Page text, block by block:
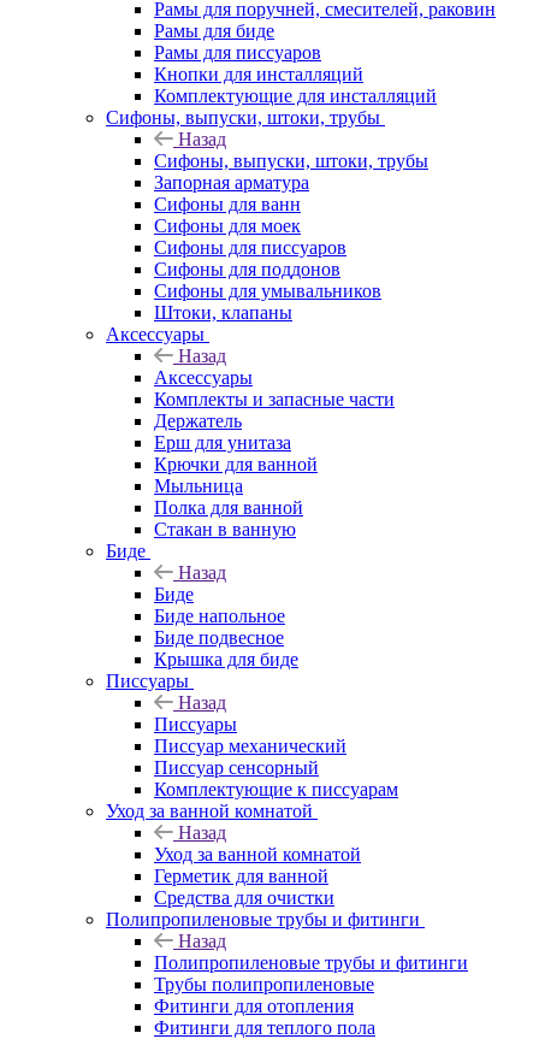
Рамы для поручней, смесителей, раковин
Рамы для биде
Рамы для писсуаров
Кнопки для инсталляций
Комплектующие для инсталляций
Сифоны, выпуски, штоки, трубы
Назад
Сифоны, выпуски, штоки, трубы
Запорная арматура
Сифоны для ванн
Сифоны для моек
Сифоны для писсуаров
Сифоны для поддонов
Сифоны для умывальников
Штоки, клапаны
Аксессуары
Назад
Аксессуары
Комплекты и запасные части
Держатель
Ерш для унитаза
Крючки для ванной
Мыльница
Полка для ванной
Стакан в ванную
Биде
Назад
Биде
Биде напольное
Биде подвесное
Крышка для биде
Писсуары
Назад
Писсуары
Писсуар механический
Писсуар сенсорный
Комплектующие к писсуарам
Уход за ванной комнатой
Назад
Уход за ванной комнатой
Герметик для ванной
Средства для очистки
Полипропиленовые трубы и фитинги
Назад
Полипропиленовые трубы и фитинги
Трубы полипропиленовые
Фитинги для отопления
Фитинги для теплого пола